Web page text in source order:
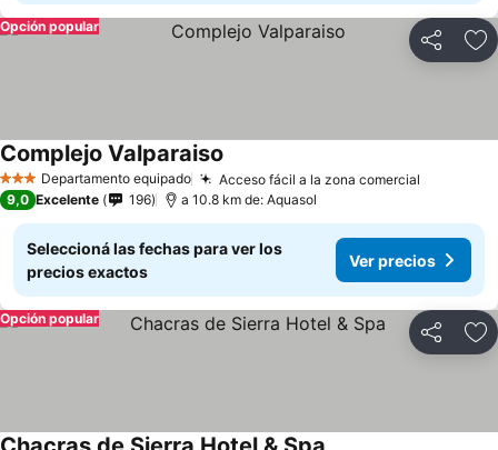
Compartir
Opción popular
3 EstrellasDepartamento equipado Acceso fácil a la zona comercial
Complejo Valparaiso
9,0 Excelente 196 a 10.8 km de: Aquasol
Seleccioná las fechas para ver los
precios exactos
Ver precios
Compartir
Opción popular